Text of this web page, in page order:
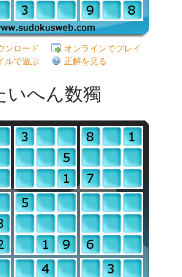
ンロード
オンラインでプレイ
ルで遊ぶ
正解を見る
いへん数獨